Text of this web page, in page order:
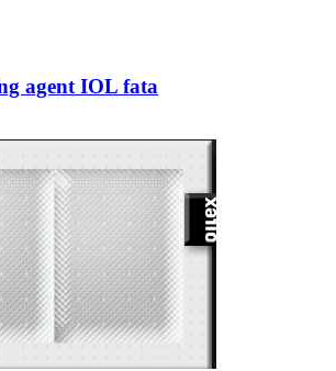
agent IOL fata